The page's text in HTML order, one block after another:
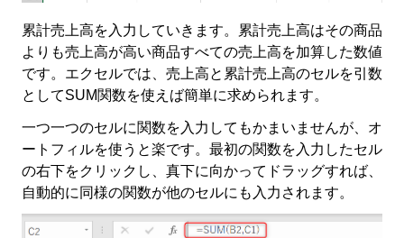
累計売上高を入力していきます。累計売上高はその商品
よりも売上高が高い商品すべての売上高を加算した数値
です。エクセルでは、売上高と累計売上高のセルを引数
としてSUM関数を使えば簡単に求められます。
一つ一つのセルに関数を入力してもかまいませんが、オ
ートフィルを使うと楽です。最初の関数を入力したセル
の右下をクリックし、真下に向かってドラッグすれば、
自動的に同様の関数が他のセルにも入力されます。